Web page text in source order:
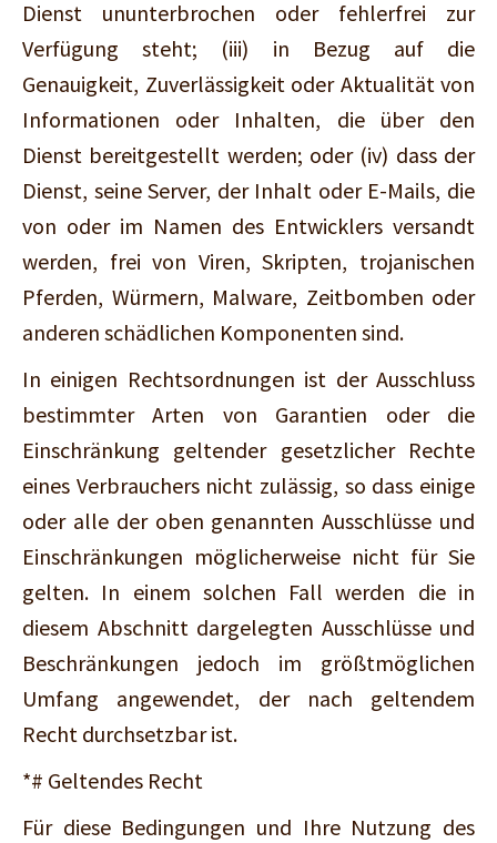
Dienst ununterbrochen oder fehlerfrei zur
Verfügung steht; (iii) in Bezug auf die
Genauigkeit, Zuverlässigkeit oder Aktualität von
Informationen oder Inhalten, die über den
Dienst bereitgestellt werden; oder (iv) dass der
Dienst, seine Server, der Inhalt oder E-Mails, die
von oder im Namen des Entwicklers versandt
werden, frei von Viren, Skripten, trojanischen
Pferden, Würmern, Malware, Zeitbomben oder
anderen schädlichen Komponenten sind.
In einigen Rechtsordnungen ist der Ausschluss
bestimmter Arten von Garantien oder die
Einschränkung geltender gesetzlicher Rechte
eines Verbrauchers nicht zulässig, so dass einige
oder alle der oben genannten Ausschlüsse und
Einschränkungen möglicherweise nicht für Sie
gelten. In einem solchen Fall werden die in
diesem Abschnitt dargelegten Ausschlüsse und
Beschränkungen jedoch im größtmöglichen
Umfang angewendet, der nach geltendem
Recht durchsetzbar ist.
*# Geltendes Recht
Für diese Bedingungen und Ihre Nutzung des